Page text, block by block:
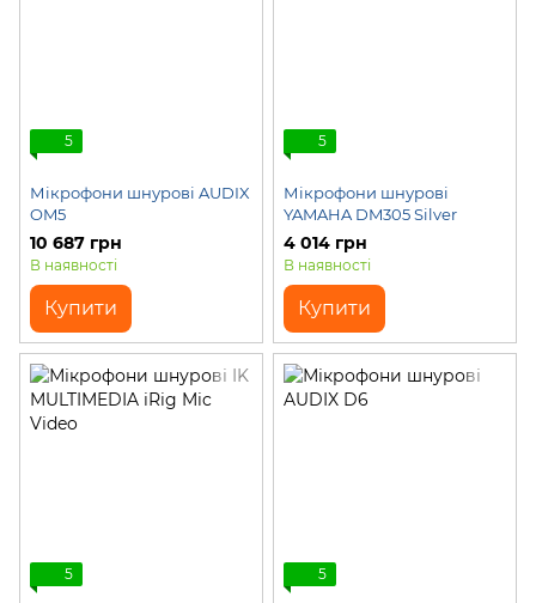
5
Мікрофони шнурові AUDIX
OM5
10 687 грн
В наявності
Купити
5
Мікрофони шнурові
YAMAHA DM305 Silver
4 014 грн
В наявності
Купити
5 5